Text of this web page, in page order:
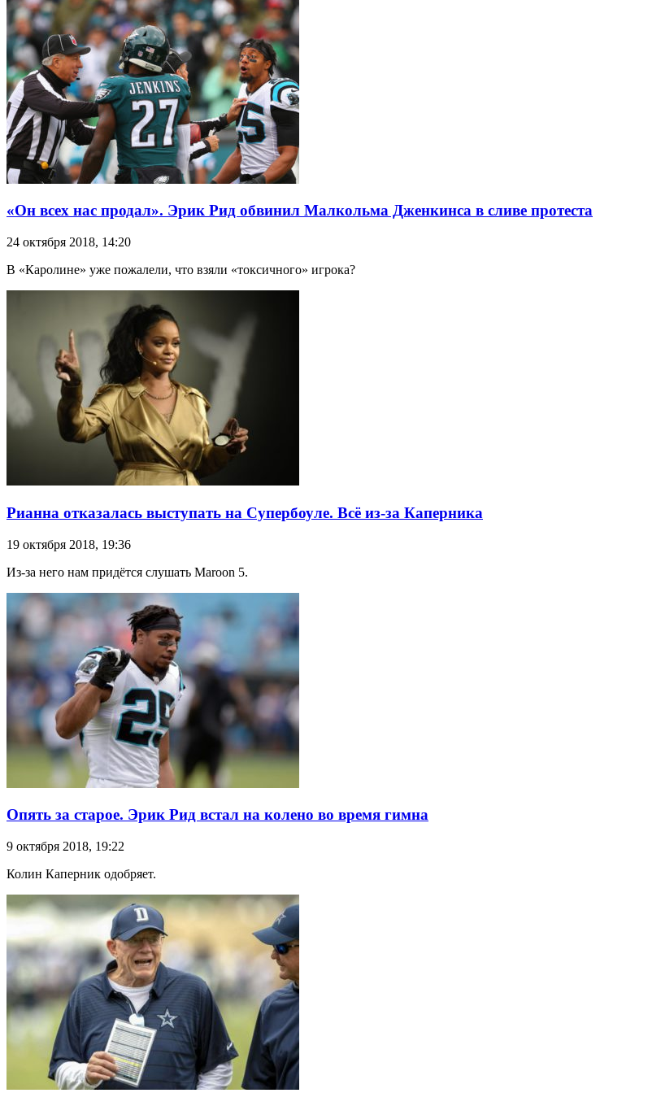
«Он всех нас продал». Эрик Рид обвинил Малкольма Дженкинса в сливе протеста
24 октября 2018, 14:20
В «Каролине» уже пожалели, что взяли «токсичного» игрока?
Рианна отказалась выступать на Супербоуле. Всё из-за Каперника
19 октября 2018, 19:36
Из-за него нам придётся слушать Maroon 5.
Опять за старое. Эрик Рид встал на колено во время гимна
9 октября 2018, 19:22
Колин Каперник одобряет.